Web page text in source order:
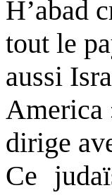
H’abad
tout le
aussi
America
dirige
Ce